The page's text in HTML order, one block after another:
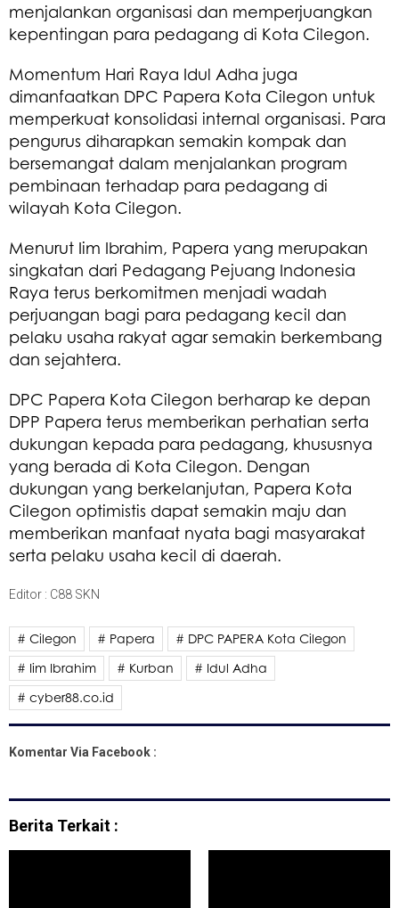
menjalankan organisasi dan memperjuangkan
kepentingan para pedagang di Kota Cilegon.
Momentum Hari Raya Idul Adha juga
dimanfaatkan DPC Papera Kota Cilegon untuk
memperkuat konsolidasi internal organisasi. Para
pengurus diharapkan semakin kompak dan
bersemangat dalam menjalankan program
pembinaan terhadap para pedagang di
wilayah Kota Cilegon.
Menurut Iim Ibrahim, Papera yang merupakan
singkatan dari Pedagang Pejuang Indonesia
Raya terus berkomitmen menjadi wadah
perjuangan bagi para pedagang kecil dan
pelaku usaha rakyat agar semakin berkembang
dan sejahtera.
DPC Papera Kota Cilegon berharap ke depan
DPP Papera terus memberikan perhatian serta
dukungan kepada para pedagang, khususnya
yang berada di Kota Cilegon. Dengan
dukungan yang berkelanjutan, Papera Kota
Cilegon optimistis dapat semakin maju dan
memberikan manfaat nyata bagi masyarakat
serta pelaku usaha kecil di daerah.
Editor : C88 SKN
# Cilegon # Papera
# DPC PAPERA Kota Cilegon
# Iim Ibrahim
# Kurban
# Idul Adha
# cyber88.co.id
Komentar Via Facebook :
Berita Terkait :